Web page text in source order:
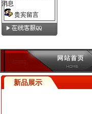
新品展示
贵宾留言